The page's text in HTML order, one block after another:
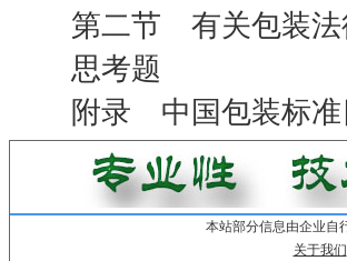
第二节 有关包装法
思考题
附录 中国包装标准
本站部分信息由企业自
关于我们